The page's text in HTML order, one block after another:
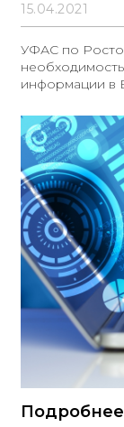
15.04.2021
УФАС по
информации в